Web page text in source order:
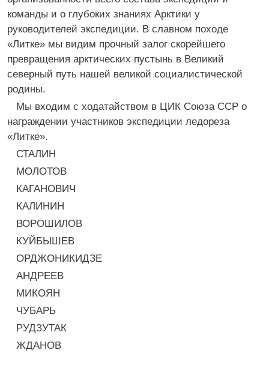
команды и о глубоких знаниях Арктики у
руководителей экспедиции. В славном походе
«Литке» мы видим прочный залог скорейшего
превращения арктических пустынь в Великий
северный путь нашей великой социалистической
родины.
Мы входим с ходатайством в ЦИК Союза ССР о
награждении участников экспедиции ледореза
«Литке».
СТАЛИН
МОЛОТОВ
КАГАНОВИЧ
КАЛИНИН
ВОРОШИЛОВ
КУЙБЫШЕВ
ОРДЖОНИКИДЗЕ
АНДРЕЕВ
МИКОЯН
ЧУБАРЬ
РУДЗУТАК
ЖДАНОВ